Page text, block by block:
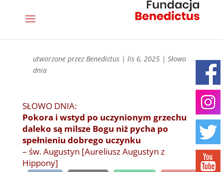
utworzone przez Benedictus| lis 6, 2025| Słowo
dnia
SŁOWO DNIA:
Pokora i wstyd po uczynionym grzechu
daleko są milsze Bogu niż pycha po
spełnieniu dobrego uczynku
– św. Augustyn [Aureliusz Augustyn z
Hippony]